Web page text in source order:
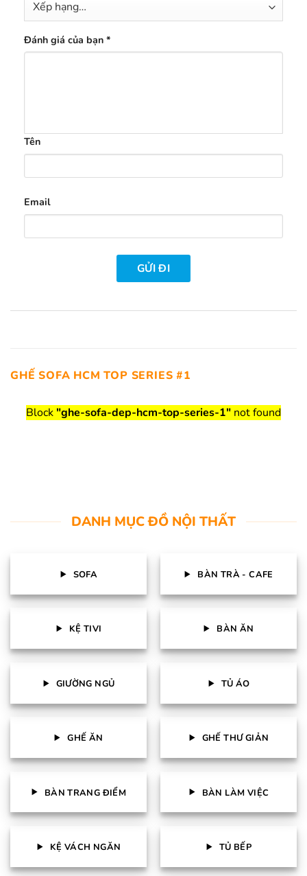
Đánh giá của bạn *
Tên
Email
GHẾ SOFA HCM TOP SERIES #1
Block "ghe-sofa-dep-hcm-top-series-1" not found
DANH MỤC ĐỒ NỘI THẤT
SOFA BÀN TRÀ - CAFE
KỆ TIVI BÀN ĂN
GIƯỜNG NGỦ TỦ ÁO
GHẾ ĂN GHẾ THƯ GIẢN
BÀN TRANG ĐIỂM BÀN LÀM VIỆC
KỆ VÁCH NGĂN TỦ BẾP